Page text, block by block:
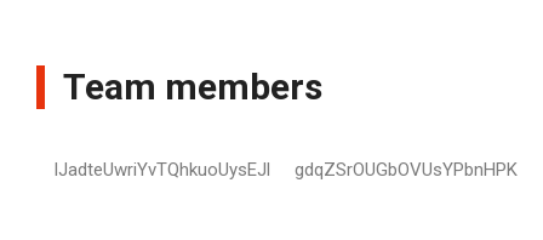
Team members
lJadteUwriYvTQhkuoUysEJl gdqZSrOUGbOVUsYPbnHPK